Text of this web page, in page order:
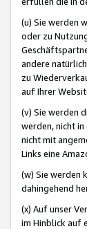
(u) Sie werden
oder zu
andere
zu
auf Ihrer
(v) Sie werden
werden, nicht
nicht mit
Links eine
(w) Sie werden
dahingehend
(x) Auf unser
im Hinblick auf